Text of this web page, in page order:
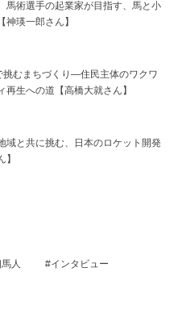
馬術選手の起業家が目指す、馬と小
神瑛一郎さん】
挑むまちづくり―住民主体のワクワ
再生への道【高橋大就さん】
と共に挑む、日本のロケット開発
人 インタビュー